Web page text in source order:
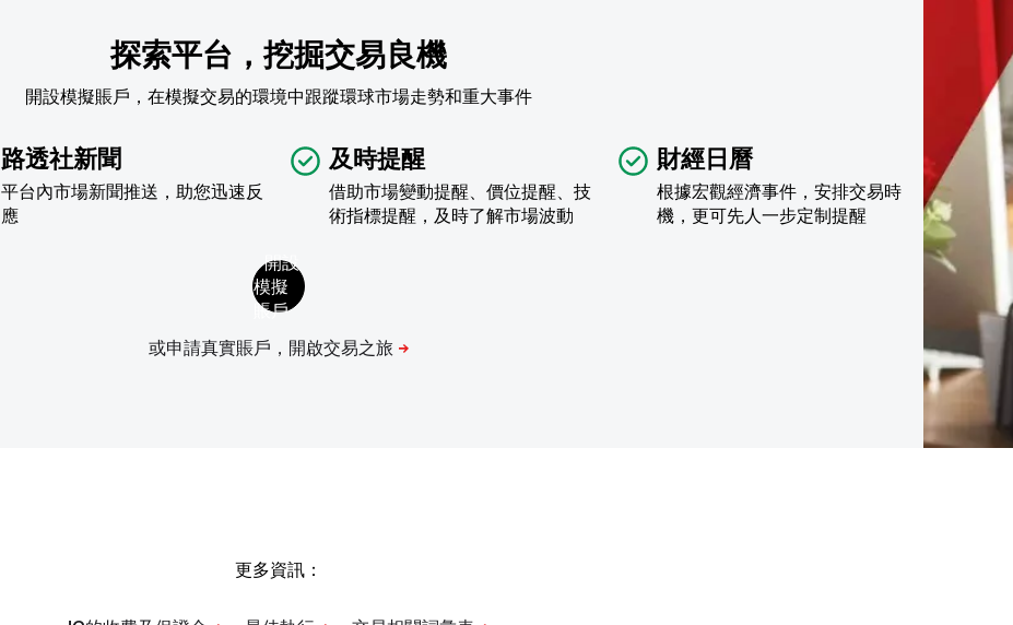
探索平台，挖掘交易良機
開設模擬賬戶，在模擬交易的環境中跟蹤環球市場走勢和重大事件
路透社新聞
平台內市場新聞推送，助您迅速反
應
及時提醒
借助市場變動提醒、價位提醒、技
術指標提醒，及時了解市場波動
財經日曆
根據宏觀經濟事件，安排交易時
機，更可先人一步定制提醒
更多資訊：